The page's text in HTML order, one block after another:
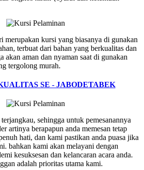
merupakan kursi yang biasanya di gunakan
terbuat dari bahan yang berkualitas dan
akan aman dan nyaman saat di gunakan
tergolong murah.
SE - JABODETABEK
sehingga untuk pemesanannya
artinya berapapun anda memesan tetap
hati, dan kami pastikan anda puasa jika
bahkan kami akan melayani dengan
kesuksesan dan kelancaran acara anda.
adalah prioritas utama kami.